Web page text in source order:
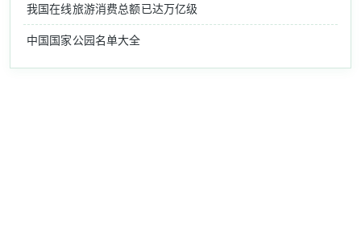
我国在线旅游消费总额已达万亿级
中国国家公园名单大全